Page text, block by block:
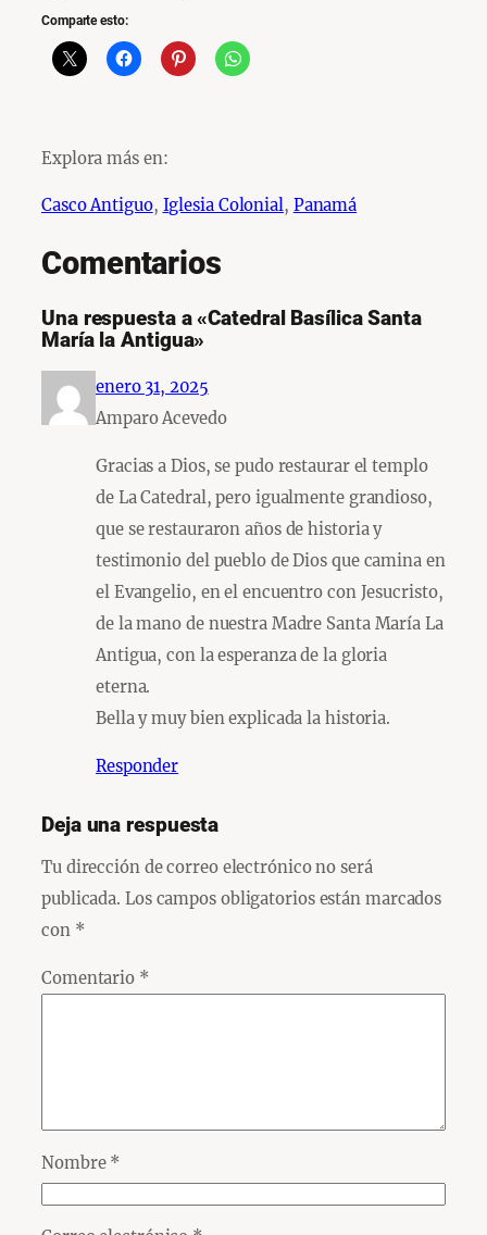
Comparte esto:
Explora más en:
Casco Antiguo, Iglesia Colonial, Panamá
Comentarios
Una respuesta a «Catedral Basílica Santa
María la Antigua»
enero 31, 2025
Amparo Acevedo
Gracias a Dios, se pudo restaurar el templo
de La Catedral, pero igualmente grandioso,
que se restauraron años de historia y
testimonio del pueblo de Dios que camina en
el Evangelio, en el encuentro con Jesucristo,
de la mano de nuestra Madre Santa María La
Antigua, con la esperanza de la gloria
eterna.
Bella y muy bien explicada la historia.
Responder
Deja una respuesta
Tu dirección de correo electrónico no será
publicada. Los campos obligatorios están marcados
con *
Comentario *
Nombre *